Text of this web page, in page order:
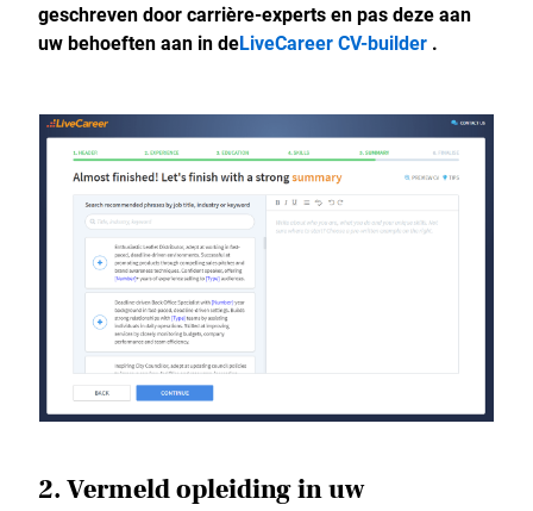
geschreven door carrière-experts en pas deze aan
uw behoeften aan in deLiveCareer CV-builder .
2. Vermeld opleiding in uw